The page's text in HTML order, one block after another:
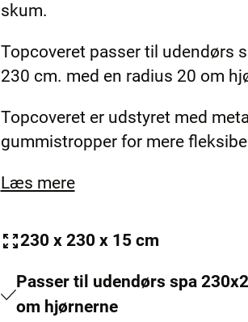
skum.
Topcoveret passer til udendørs
230 cm. med en radius 20 om
Topcoveret er udstyret med
gummistropper for mere
Læs mere
230 x 230 x 15 cm
Passer til udendørs spa
om hjørnerne